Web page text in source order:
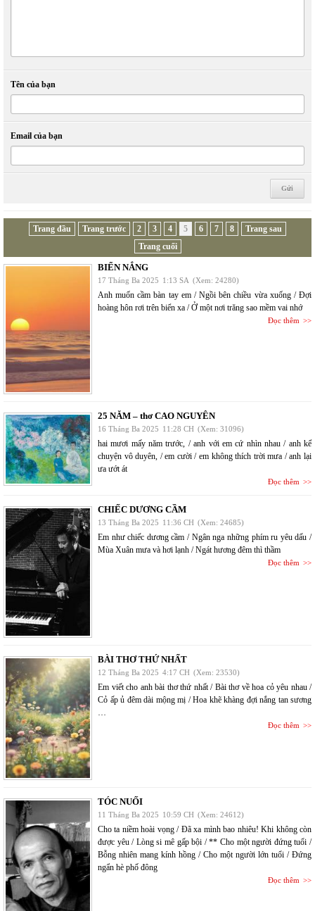
Tên của bạn
Email của bạn
Trang đầu Trang trước 2 3 4 5 6 7 8
Trang sau
Trang cuối
BIỂN NẮNG
17 Tháng Ba 2025 1:13 SA (Xem: 24280)
Anh muốn cầm bàn tay em / Ngồi bên chiều vừa xuống / Đợi
hoàng hôn rơi trên biển xa / Ở một nơi trăng sao mềm vai nhớ
Đọc thêm
25 NĂM – thơ CAO NGUYÊN
16 Tháng Ba 2025 11:28 CH (Xem: 31096)
hai mươi mấy năm trước, / anh với em cứ nhìn nhau / anh kể
chuyện vô duyên, / em cười / em không thích trời mưa / anh lại
ưa ướt át
Đọc thêm
CHIẾC DƯƠNG CẦM
13 Tháng Ba 2025 11:36 CH (Xem: 24685)
Em như chiếc dương cầm / Ngân nga những phím ru yêu dấu /
Mùa Xuân mưa và hơi lạnh / Ngát hương đêm thì thầm
Đọc thêm
BÀI THƠ THỨ NHẤT
12 Tháng Ba 2025 4:17 CH (Xem: 23530)
Em viết cho anh bài thơ thứ nhất / Bài thơ về hoa cỏ yêu nhau /
Cỏ ấp ủ đêm dài mộng mị / Hoa khẽ khàng đợi nắng tan sương
Đọc thêm
TÓC NUỐI
11 Tháng Ba 2025 10:59 CH (Xem: 24612)
Cho ta niềm hoài vọng / Đã xa mình bao nhiêu! Khi không còn
được yêu / Lòng si mê gấp bội / ** Cho một người đứng tuổi /
Bỗng nhiên mang kính hồng / Cho một người lớn tuổi / Đứng
ngẩn hè phố đông
Đọc thêm